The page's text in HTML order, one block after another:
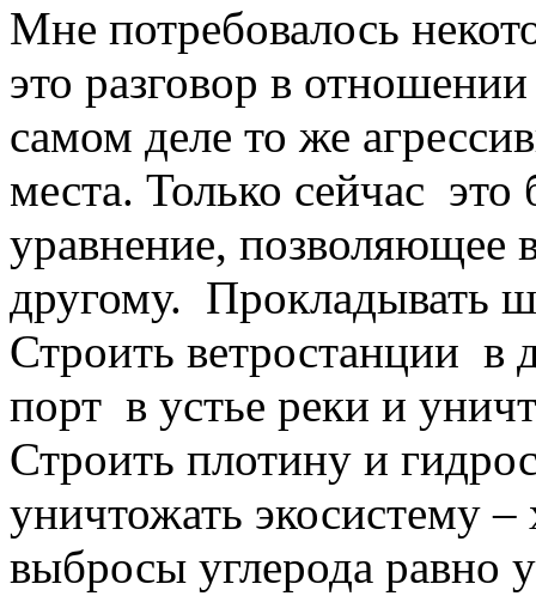
Мне потребовалось
это разговор в
самом деле то же
места. Только сейчас это
уравнение, позволяющее
другому. Прокладывать
Строить ветростанции в
порт в устье реки и
Строить плотину и
уничтожать экосистему
выбросы углерода равно